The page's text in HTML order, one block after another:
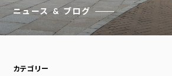
ニュース & ブログ
カテゴリー